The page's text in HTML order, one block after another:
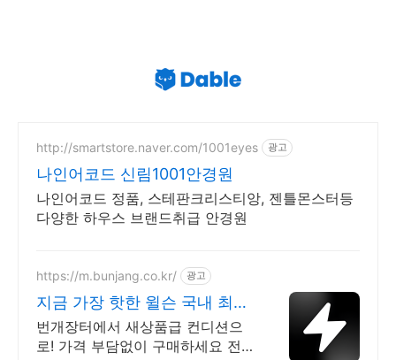
http://smartstore.naver.com/1001eyes 광고
나인어코드 신림1001안경원
나인어코드 정품, 스테판크리스티앙, 젠틀몬스터등
다양한 하우스 브랜드취급 안경원
https://m.bunjang.co.kr/ 광고
지금 가장 핫한 윌슨 국내 최대
브랜드 중고거래
번개장터에서 새상품급 컨디션으
로! 가격 부담없이 구매하세요 전